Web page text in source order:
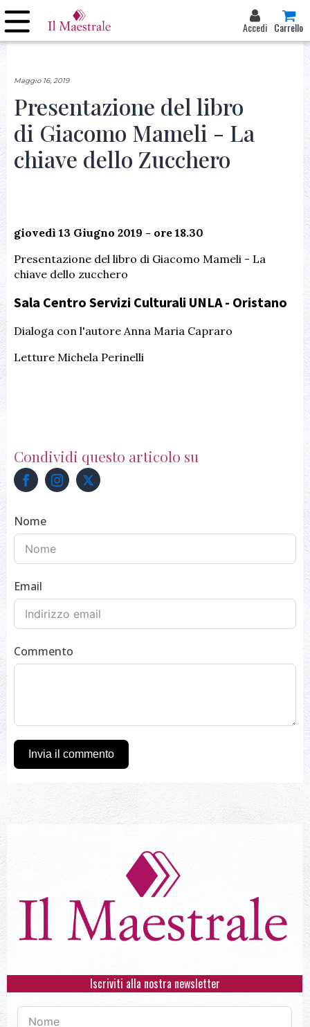
Accedi Carrello
Maggio 16, 2019
Presentazione del libro
di Giacomo Mameli - La
chiave dello Zucchero
giovedì 13 Giugno 2019 - ore 18.30
Presentazione del libro di Giacomo Mameli - La
chiave dello zucchero
Sala Centro Servizi Culturali UNLA - Oristano
Dialoga con l'autore Anna Maria Capraro
Letture Michela Perinelli
Condividi questo articolo su
Nome
Email
Commento
Invia il commento
Iscriviti alla nostra newsletter